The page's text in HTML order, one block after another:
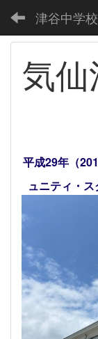
津谷中学校
気仙
平成29年（
ュニティ・